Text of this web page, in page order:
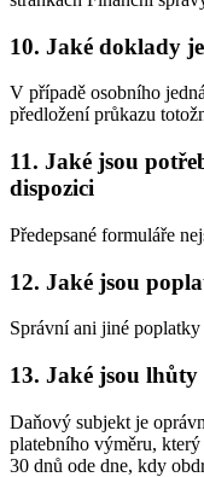
10. Jaké doklady
V případě osobního
předložení průkazu
11. Jaké jsou
dispozici
Předepsané formuláře
12. Jaké jsou
Správní ani jiné poplatky
13. Jaké jsou
Daňový subjekt je
platebního výměru, který
30 dnů ode dne, kdy